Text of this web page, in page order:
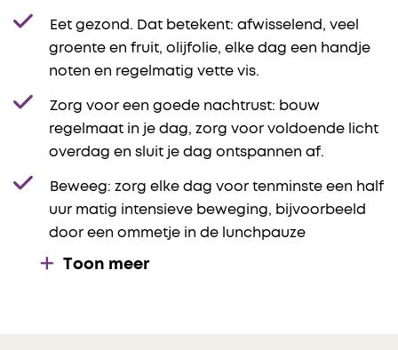
Eet gezond. Dat betekent: afwisselend, veel
groente en fruit, olijfolie, elke dag een handje
noten en regelmatig vette vis.
Zorg voor een goede nachtrust: bouw
regelmaat in je dag, zorg voor voldoende licht
overdag en sluit je dag ontspannen af.
Beweeg: zorg elke dag voor tenminste een half
uur matig intensieve beweging, bijvoorbeeld
door een ommetje in de lunchpauze
Toon meer